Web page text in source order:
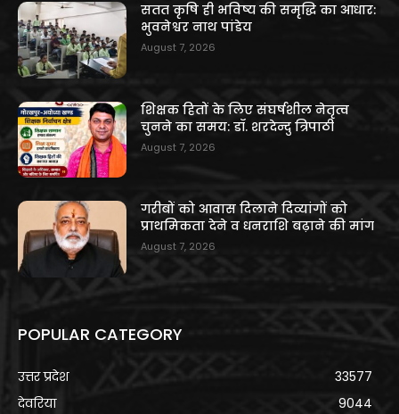
सतत कृषि ही भविष्य की समृद्धि का आधार:
भुवनेश्वर नाथ पांडेय
August 7, 2026
शिक्षक हितों के लिए संघर्षशील नेतृत्व
चुनने का समय: डॉ. शरदेन्दु त्रिपाठी
August 7, 2026
गरीबों को आवास दिलाने दिव्यांगों को
प्राथमिकता देने व धनराशि बढ़ाने की मांग
August 7, 2026
POPULAR CATEGORY
उत्तर प्रदेश
33577
देवरिया
9044